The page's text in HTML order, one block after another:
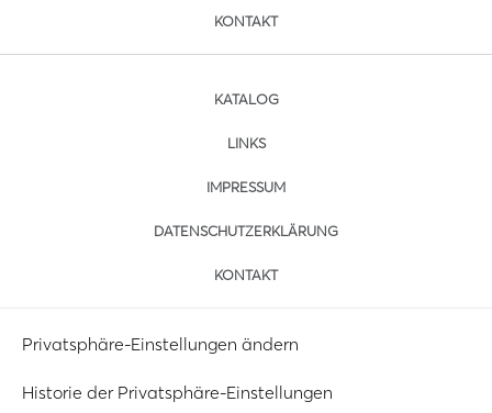
KONTAKT
KATALOG
LINKS
IMPRESSUM
DATENSCHUTZERKLÄRUNG
KONTAKT
Privatsphäre-Einstellungen ändern
Historie der Privatsphäre-Einstellungen